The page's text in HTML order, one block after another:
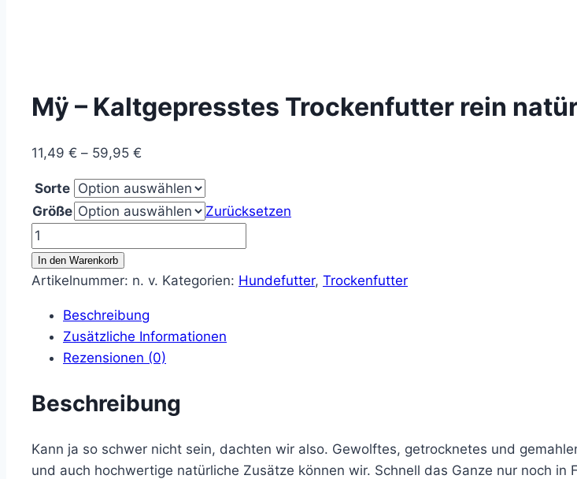
Mÿ – Kaltgepresstes Trockenfutter rein
11,49 € – 59,95 €
bis
59,95 €
Sorte
Größe
Zurücksetzen
Mÿ
-
Kaltgepresstes
rein
natürlich
Menge
In den Warenkorb
Artikelnummer: n. v. Kategorien: Hundefutter, Trockenfutter
Beschreibung
Zusätzliche Informationen
Rezensionen (0)
Beschreibung
Kann ja so schwer nicht sein, dachten wir also. Gewolftes, getrocknetes und
und auch hochwertige natürliche Zusätze können wir. Schnell das Ganze nur noch